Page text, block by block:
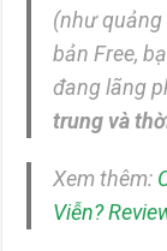
(như quảng
bản Free,
đang lãng
trung và
Xem thêm:
Viễn?